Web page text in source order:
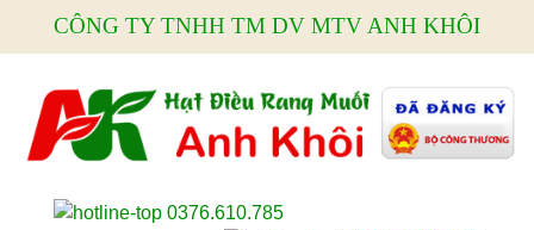
CÔNG TY TNHH TM DV MTV ANH KHÔI
0376.610.785